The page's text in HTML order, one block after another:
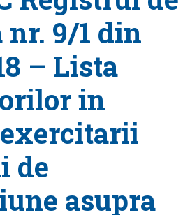
9/1 din
– Lista
in
de
asupra